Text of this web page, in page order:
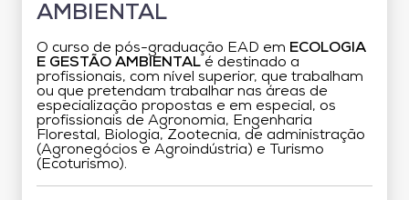
AMBIENTAL
O curso de pós-graduação EAD em ECOLOGIA
E GESTÃO AMBIENTAL é destinado a
profissionais, com nível superior, que trabalham
ou que pretendam trabalhar nas áreas de
especialização propostas e em especial, os
profissionais de Agronomia, Engenharia
Florestal, Biologia, Zootecnia, de administração
(Agronegócios e Agroindústria) e Turismo
(Ecoturismo).